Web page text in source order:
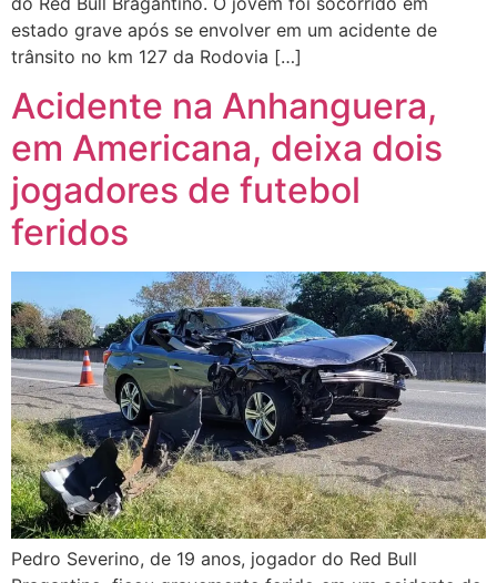
estado grave após se envolver em um acidente de
trânsito no km 127 da Rodovia […]
Acidente na Anhanguera,
em Americana, deixa dois
jogadores de futebol
feridos
Pedro Severino, de 19 anos, jogador do Red Bull